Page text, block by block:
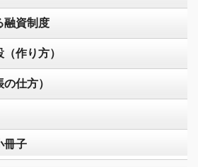
融資制度
作り方）
仕方）
冊子